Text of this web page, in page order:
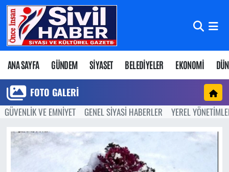
ANA SAYFA GÜNDEM SİYASET BELEDİYELER EKONOMİ
FOTO GALERI
GÜVENLİK VE EMNİYET GENEL SİYASİ HABERLER YEREL
Nöbetçi Eczaneler
Hava Durumu
Namaz Vakitleri
Trafik Durumu
Süper Lig Puan Durumu ve Fikstür
Tüm Manşetler